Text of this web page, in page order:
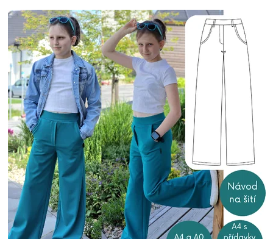
p
o
d
u
k
t
ů
V
p
s
p
r
o
d
u
k
t
ů